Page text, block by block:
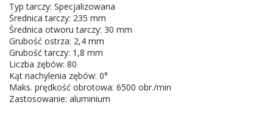
Typ tarczy: Specjalizowana
Średnica tarczy: 235 mm
Średnica otworu tarczy: 30 mm
Grubość ostrza: 2,4 mm
Grubość tarczy: 1,8 mm
Liczba zębów: 80
Kąt nachylenia zębów: 0°
Maks. prędkość obrotowa: 6500 obr./min
Zastosowanie: aluminium